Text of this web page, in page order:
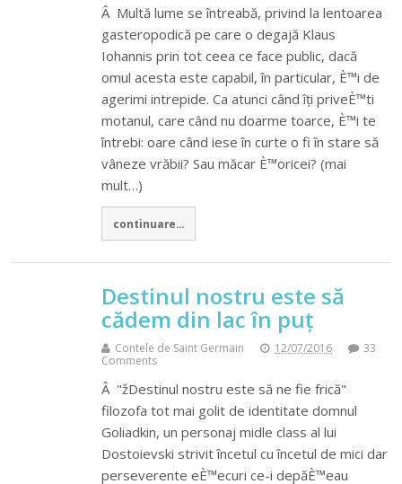
Â Multă lume se întreabă, privind la lentoarea
gasteropodică pe care o degajă Klaus
Iohannis prin tot ceea ce face public, dacă
omul acesta este capabil, în particular, È™i de
agerimi intrepide. Ca atunci când îți priveÈ™ti
motanul, care când nu doarme toarce, È™i te
întrebi: oare când iese în curte o fi în stare să
vâneze vrăbii? Sau măcar È™oricei? (mai
mult…)
continuare...
Destinul nostru este să
cădem din lac în puț
Contele de Saint Germain 12/07/2016
33
Comments
Â "žDestinul nostru este să ne fie frică"
filozofa tot mai golit de identitate domnul
Goliadkin, un personaj midle class al lui
Dostoievski strivit încetul cu încetul de mici dar
perseverente eÈ™ecuri ce-i depăÈ™eau